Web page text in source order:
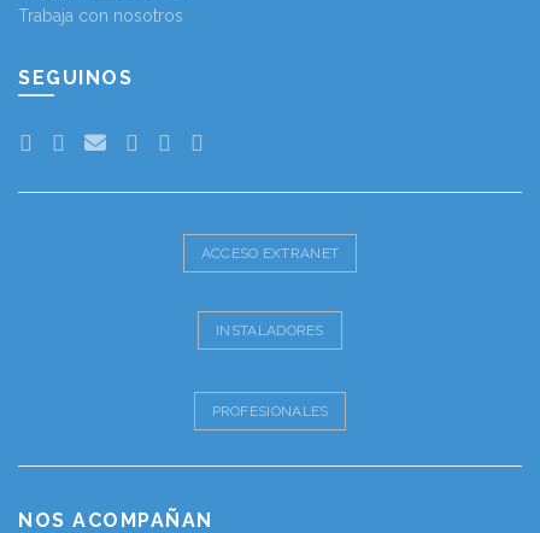
Trabaja con nosotros
SEGUINOS
ACCESO EXTRANET
INSTALADORES
PROFESIONALES
NOS ACOMPAÑAN